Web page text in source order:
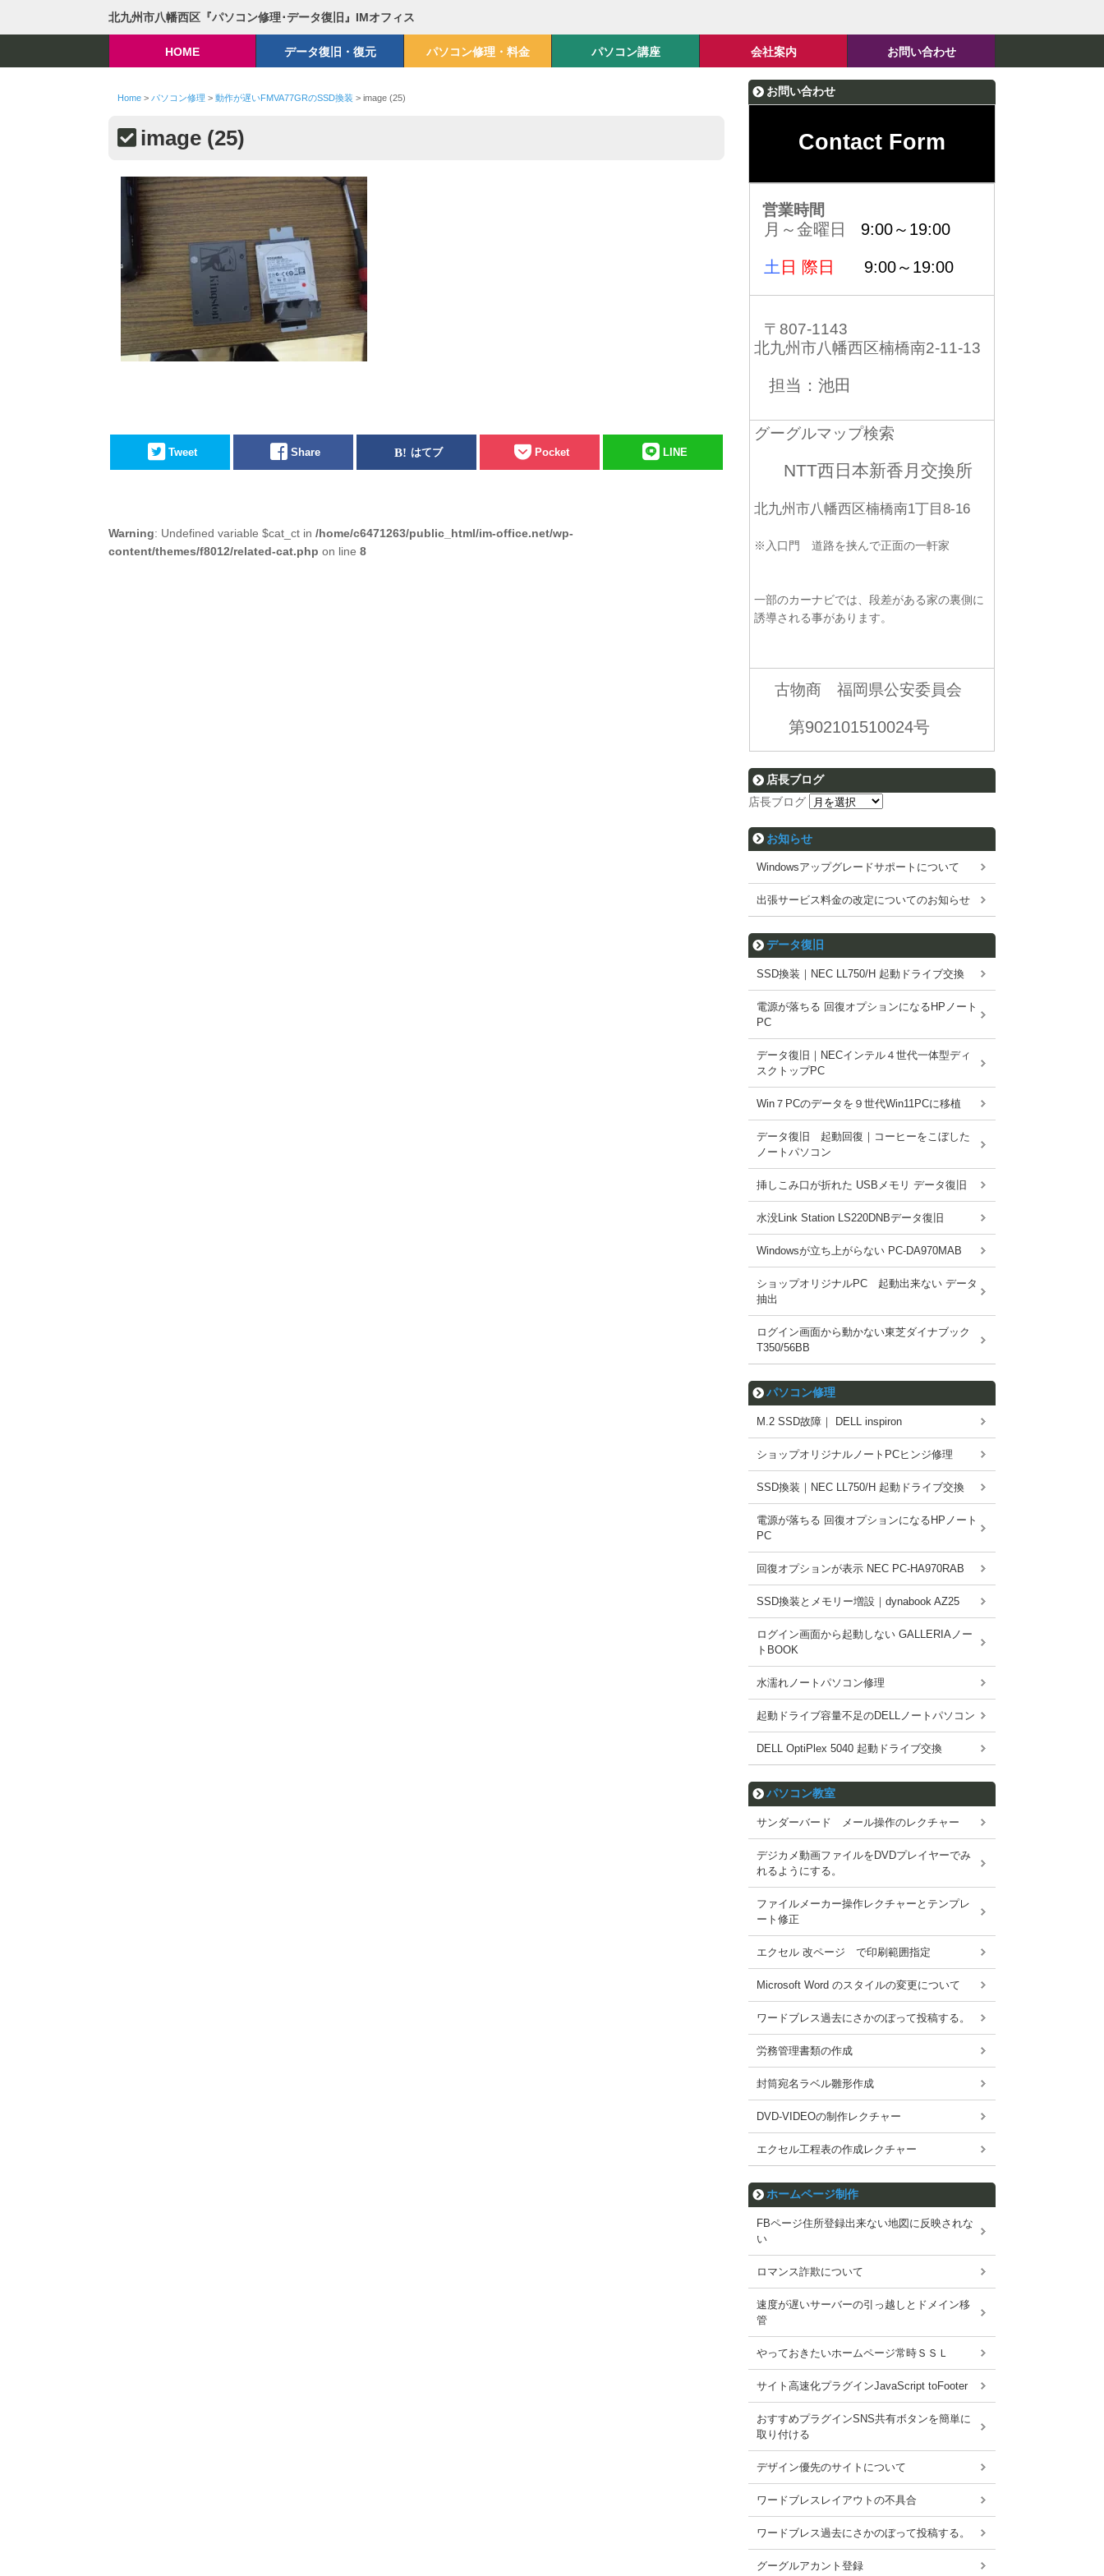
北九州市八幡西区『パソコン修理･データ復旧』IMオフィス
HOME データ復旧・復元 パソコン修理・料金 パソコン講座 会社案内 お問い合わせ
Home> パソコン修理 > 動作が遅いFMVA77GRのSSD換装 > image (25)
image (25)
Tweet Share はてブ Pocket LINE
Warning: Undefined variable $cat_ct in /home/c6471263/public_html/im-office.net/wp-
content/themes/f8012/related-cat.php on line 8
お問い合わせ
Contact Form
営業時間
月～金曜日 9:00～19:00
土 日 際日 9:00～19:00
〒807-1143
北九州市八幡西区楠橋南2-11-13
担当：池田
グーグルマップ検索
NTT西日本新香月交換所
北九州市八幡西区楠橋南1丁目8-16
※入口門 道路を挟んで正面の一軒家
一部のカーナビでは、段差がある家の裏側に
誘導される事があります。
古物商 福岡県公安委員会
第902101510024号
店長ブログ
店長ブログ
お知らせ
Windowsアップグレードサポートについて
出張サービス料金の改定についてのお知らせ
データ復旧
SSD換装｜NEC LL750/H 起動ドライブ交換
電源が落ちる 回復オプションになるHPノート
PC
データ復旧｜NECインテル４世代一体型ディ
スクトップPC
Win７PCのデータを９世代Win11PCに移植
データ復旧 起動回復｜コーヒーをこぼした
ノートパソコン
挿しこみ口が折れた USBメモリ データ復旧
水没Link Station LS220DNBデータ復旧
Windowsが立ち上がらない PC-DA970MAB
ショップオリジナルPC 起動出来ない データ
抽出
ログイン画面から動かない東芝ダイナブック
T350/56BB
パソコン修理
M.2 SSD故障｜ DELL inspiron
ショップオリジナルノートPCヒンジ修理
SSD換装｜NEC LL750/H 起動ドライブ交換
電源が落ちる 回復オプションになるHPノート
PC
回復オプションが表示 NEC PC-HA970RAB
SSD換装とメモリー増設｜dynabook AZ25
ログイン画面から起動しない GALLERIAノー
トBOOK
水濡れノートパソコン修理
起動ドライブ容量不足のDELLノートパソコン
DELL OptiPlex 5040 起動ドライブ交換
パソコン教室
サンダーバード メール操作のレクチャー
デジカメ動画ファイルをDVDプレイヤーでみ
れるようにする。
ファイルメーカー操作レクチャーとテンプレ
ート修正
エクセル 改ページ で印刷範囲指定
Microsoft Word のスタイルの変更について
ワードブレス過去にさかのぼって投稿する。
労務管理書類の作成
封筒宛名ラベル雛形作成
DVD-VIDEOの制作レクチャー
エクセル工程表の作成レクチャー
ホームページ制作
FBページ住所登録出来ない地図に反映されな
い
ロマンス詐欺について
速度が遅いサーバーの引っ越しとドメイン移
管
やっておきたいホームページ常時ＳＳＬ
サイト高速化プラグインJavaScript toFooter
おすすめプラグインSNS共有ボタンを簡単に
取り付ける
デザイン優先のサイトについて
ワードブレスレイアウトの不具合
ワードブレス過去にさかのぼって投稿する。
グーグルアカント登録